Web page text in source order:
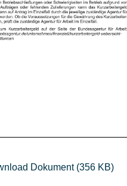
Dokument (356 KB)